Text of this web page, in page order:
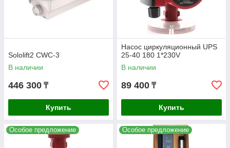
Sololift2 CWC-3
В наличии
446 300 ₸
Купить
Насос циркуляционный UPS
25-40 180 1*230V
В наличии
89 400 ₸
Купить
Особое предложение Особое предложение